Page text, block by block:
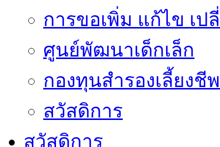
การขอเพิ่ม แก้ไข เ
ศูนย์พัฒนาเด็กเล็ก
กองทุนสำรองเลี้ยงชีพ
สวัสดิการ
สวัสดิการ